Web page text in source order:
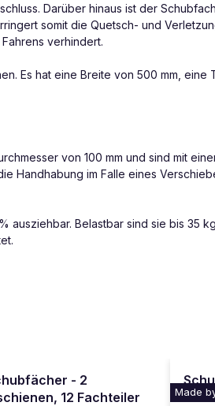
Darüber hinaus ist der
somit die Quetsch- und
verhindert.
Es hat eine Breite von 500 mm, eine
von 100 mm und sind mit
Handhabung im Falle eines
Belastbar sind sie bis 35
- 2
12 Fachteiler
Made